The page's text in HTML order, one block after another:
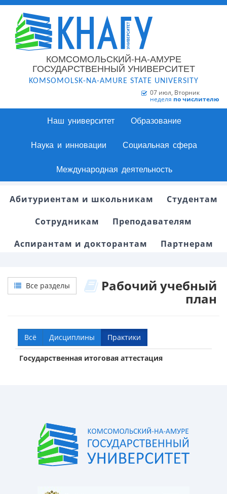
КОМСОМОЛЬСКИЙ-НА-АМУРЕ
ГОСУДАРСТВЕННЫЙ УНИВЕРСИТЕТ
KOMSOMOLSK-NA-AMURE STATE UNIVERSITY
07 июл, Вторник
неделя по числителю
Наш университет Образование
Наука и инновации Социальная сфера
Международная деятельность
Абитуриентам и школьникам
Студентам
Сотрудникам
Преподавателям
Аспирантам и докторантам
Партнерам
Все разделы Рабочий учебный
план
Всё Дисциплины Практики
Государственная итоговая аттестация